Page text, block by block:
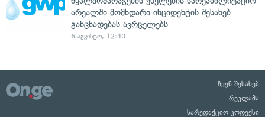
არეალში მომხდარი ინციდენტის შესახებ
განცხადებას ავრცელებს
6 აგვისტო, 12:40
ჩვენ შესახებ
რეკლამა
სარედაქციო კოდექსი